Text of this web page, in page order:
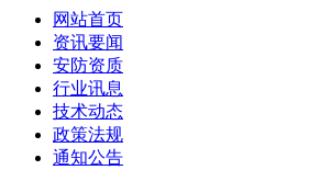
网站首页
资讯要闻
安防资质
行业讯息
技术动态
政策法规
通知公告